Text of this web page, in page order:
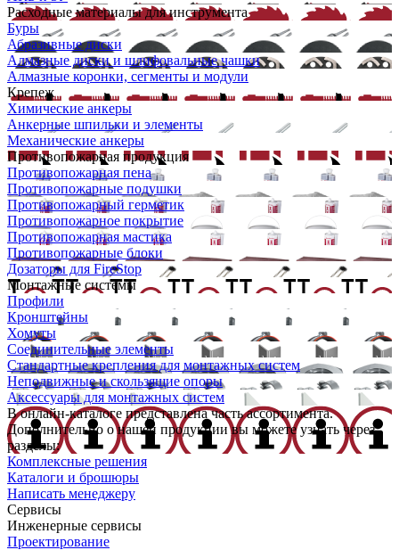
Расходные материалы для инструмента
Буры
Абразивные диски
Алмазные диски и шлифовальные чашки
Алмазные коронки, сегменты и модули
Крепеж
Химические анкеры
Анкерные шпильки и элементы
Механические анкеры
Противопожарная продукция
Противопожарная пена
Противопожарные подушки
Противопожарный герметик
Противопожарное покрытие
Противопожарная мастика
Противопожарные блоки
Дозаторы для FireStop
Монтажные системы
Профили
Кронштейны
Хомуты
Соединительные элементы
Стандартные крепления для монтажных систем
Неподвижные и скользящие опоры
Аксессуары для монтажных систем
В онлайн-каталоге представлена часть ассортимента.
Дополнительно о нашей продукции вы можете узнать через
разделы:
Комплексные решения
Каталоги и брошюры
Написать менеджеру
Сервисы
Инженерные сервисы
Проектирование